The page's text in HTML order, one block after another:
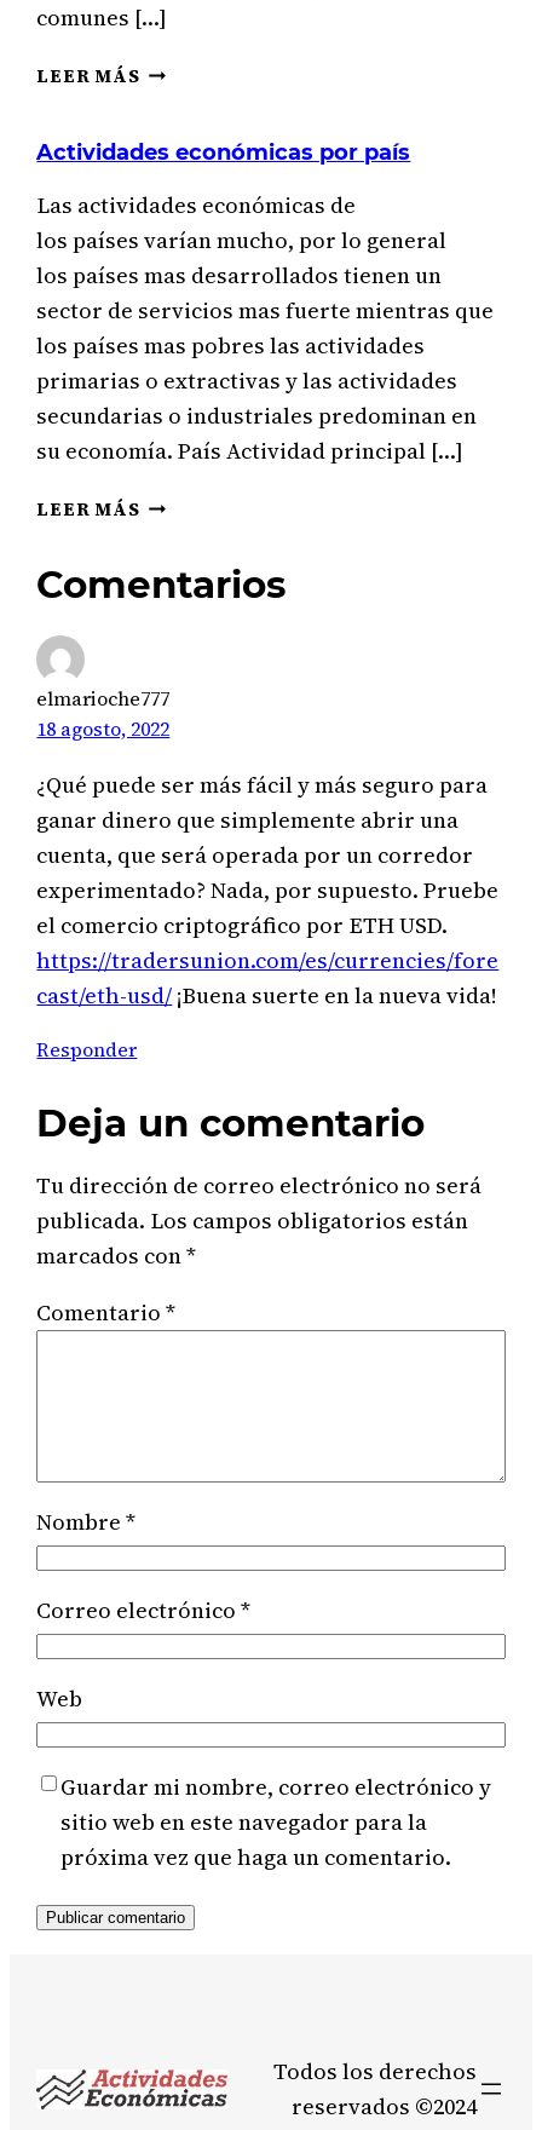
comunes […]
LEER MÁS LA
DE
SEGUROS:
PÚBLICOS
Actividades económicas por país
Las actividades económicas de
los países varían mucho, por lo general
los países mas desarrollados tienen un
sector de servicios mas fuerte mientras que
los países mas pobres las actividades
primarias o extractivas y las actividades
secundarias o industriales predominan en
su economía. País Actividad principal […]
LEER MÁS ACTIVIDADES
PAÍS
Comentarios
elmarioche777
18 agosto, 2022
¿Qué puede ser más fácil y más seguro para
ganar dinero que simplemente abrir una
cuenta, que será operada por un corredor
experimentado? Nada, por supuesto. Pruebe
el comercio criptográfico por ETH USD.
https://tradersunion.com/es/currencies/fore
cast/eth-usd/ ¡Buena suerte en la nueva vida!
Responder
Deja un comentario
Tu dirección de correo electrónico no será
publicada. Los campos obligatorios están
marcados con*
Comentario*
Nombre*
Correo electrónico*
Web
Guardar mi nombre, correo electrónico y
sitio web en este navegador para la
próxima vez que haga un comentario.
Todos los derechos
reservados ©2024